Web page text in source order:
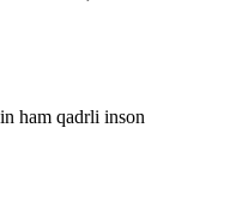
ham qadrli inson